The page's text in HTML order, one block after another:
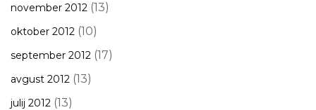
november 2012 (13)
oktober 2012 (10)
september 2012 (17)
avgust 2012 (13)
julij 2012 (13)